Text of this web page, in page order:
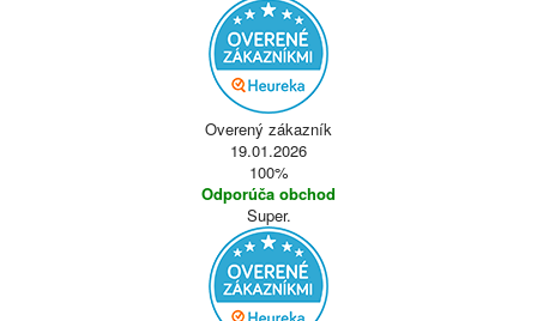
Overený zákazník
19.01.2026
100%
Odporúča obchod
Super.